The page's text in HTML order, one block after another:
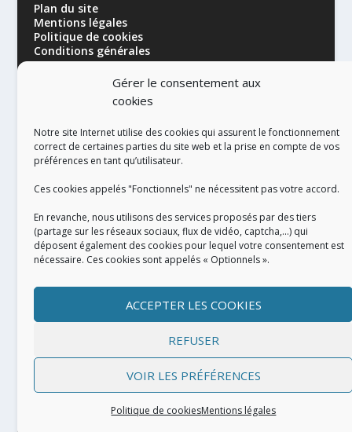
Gérer le consentement aux
cookies
Notre site Internet utilise des cookies qui assurent le fonctionnement
correct de certaines parties du site web et la prise en compte de vos
préférences en tant qu’utilisateur.
Ces cookies appelés "Fonctionnels" ne nécessitent pas votre accord.
En revanche, nous utilisons des services proposés par des tiers
(partage sur les réseaux sociaux, flux de vidéo, captcha,...) qui
déposent également des cookies pour lequel votre consentement est
nécessaire. Ces cookies sont appelés « Optionnels ».
ACCEPTER LES COOKIES
REFUSER
VOIR LES PRÉFÉRENCES
Politique de cookiesMentions légales
Plan du site
Mentions légales
Politique de cookies
Conditions générales